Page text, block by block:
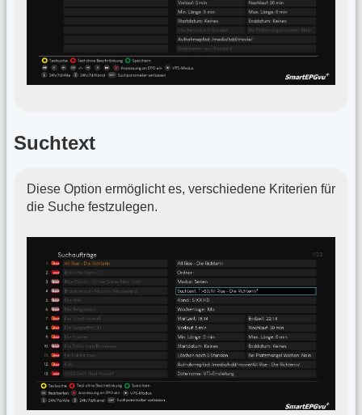
Suchtext
Diese Option ermöglicht es, verschiedene Kriterien für
die Suche festzulegen.